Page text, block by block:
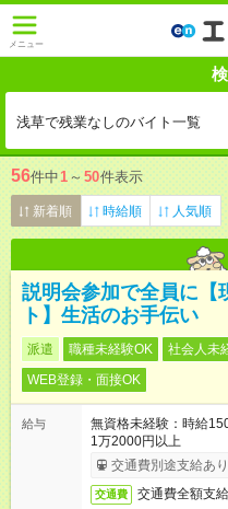
メニュー
浅草で残業なしのバイト一覧
56件中1 ～ 50件表示
新着順 時給順 人気順
説明会参加で全員に【
ト】生活のお手伝い
派遣 職種未経験OK 社会人未
WEB登録・面接OK
給与
無資格未経験：時給
1万2000円以上
交通費別途支給あり
交通費 交通費全額支給